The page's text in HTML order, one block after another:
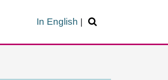
In English